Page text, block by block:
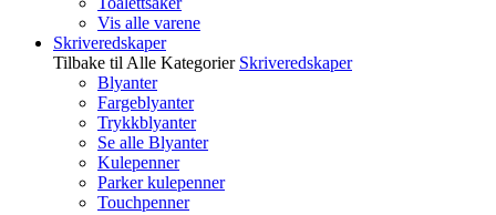
Vis alle varene
Skriveredskaper
Tilbake til Alle Kategorier Skriveredskaper
Blyanter
Fargeblyanter
Trykkblyanter
Se alle Blyanter
Kulepenner
Parker kulepenner
Touchpenner